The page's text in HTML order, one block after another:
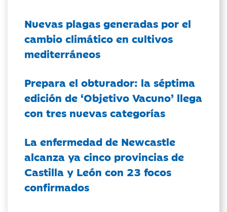
Nuevas plagas generadas por el
cambio climático en cultivos
mediterráneos
Prepara el obturador: la séptima
edición de ‘Objetivo Vacuno’ llega
con tres nuevas categorías
La enfermedad de Newcastle
alcanza ya cinco provincias de
Castilla y León con 23 focos
confirmados